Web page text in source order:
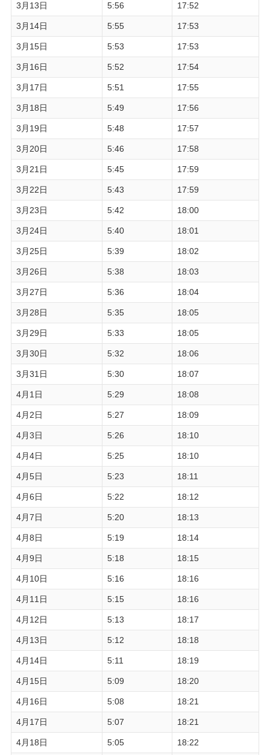
3月13日 5:56 17:52
3月14日 5:55 17:53
3月15日 5:53 17:53
3月16日 5:52 17:54
3月17日 5:51 17:55
3月18日 5:49 17:56
3月19日 5:48 17:57
3月20日 5:46 17:58
3月21日 5:45 17:59
3月22日 5:43 17:59
3月23日 5:42 18:00
3月24日 5:40 18:01
3月25日 5:39 18:02
3月26日 5:38 18:03
3月27日 5:36 18:04
3月28日 5:35 18:05
3月29日 5:33 18:05
3月30日 5:32 18:06
3月31日 5:30 18:07
4月1日 5:29 18:08
4月2日 5:27 18:09
4月3日 5:26 18:10
4月4日 5:25 18:10
4月5日 5:23 18:11
4月6日 5:22 18:12
4月7日 5:20 18:13
4月8日 5:19 18:14
4月9日 5:18 18:15
4月10日 5:16 18:16
4月11日 5:15 18:16
4月12日 5:13 18:17
4月13日 5:12 18:18
4月14日 5:11 18:19
4月15日 5:09 18:20
4月16日 5:08 18:21
4月17日 5:07 18:21
4月18日 5:05 18:22